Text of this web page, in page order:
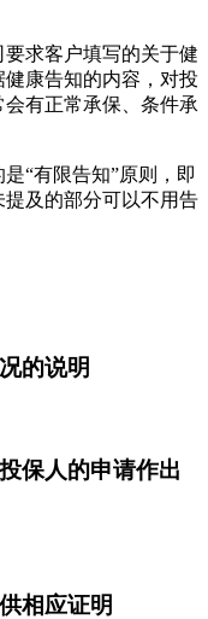
求客户填写的关于健
康告知的内容，对投
有正常承保、条件承
“有限告知”原则，即
及的部分可以不用告
的说明
保人的申请作出
相应证明